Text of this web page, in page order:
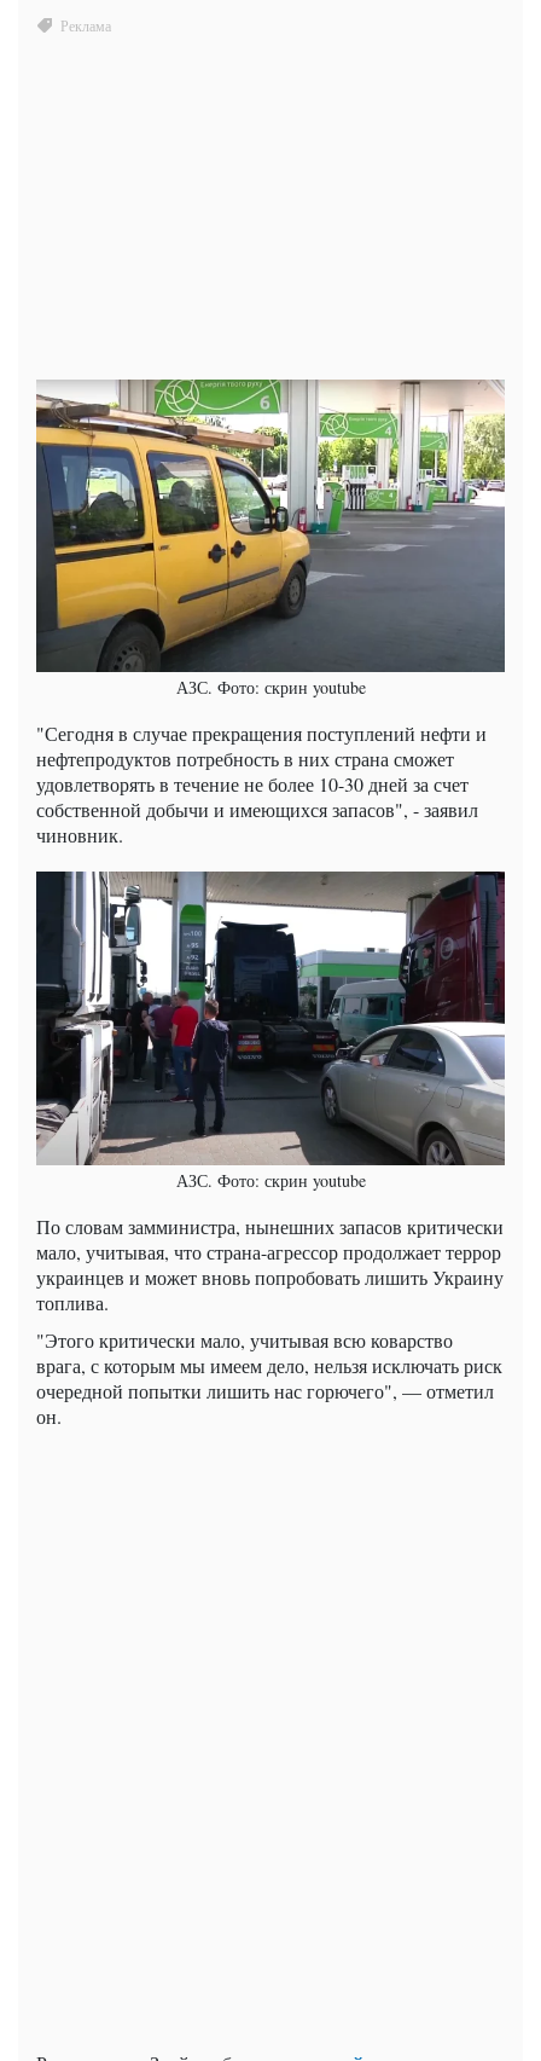
АЗС. Фото: скрин youtube
"Сегодня в случае прекращения поступлений нефти и
нефтепродуктов потребность в них страна сможет
удовлетворять в течение не более 10-30 дней за счет
собственной добычи и имеющихся запасов", - заявил
чиновник.
АЗС. Фото: скрин youtube
По словам замминистра, нынешних запасов критически
мало, учитывая, что страна-агрессор продолжает террор
украинцев и может вновь попробовать лишить Украину
топлива.
"Этого критически мало, учитывая всю коварство
врага, с которым мы имеем дело, нельзя исключать риск
очередной попытки лишить нас горючего", — отметил
он.